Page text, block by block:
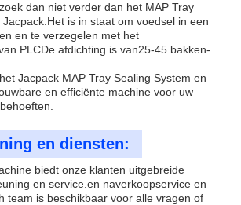
dan niet verder dan het MAP Tray
is in staat om voedsel in een
en te verzegelen met het
PLCDe afdichting is van25-45 bakken-
Jacpack MAP Tray Sealing System en
en efficiënte machine voor uw
en diensten:
biedt onze klanten uitgebreide
en service.en naverkoopservice en
team is beschikbaar voor alle vragen of